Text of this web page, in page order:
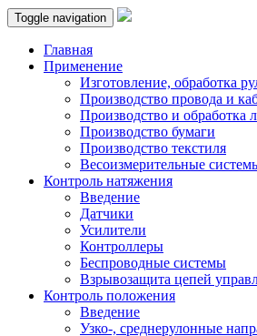
Toggle navigation
Главная
Применение
Изготовление, обработка
Производство провода и
Производство и обработка
Производство бумаги
Производство текстиля
Весоизмерительные
Контроль натяжения
Введение
Датчики
Усилители
Контроллеры
Беспроводные системы
Взрывозащита цепей
Контроль положения
Введение
Узко-, среднерулонные